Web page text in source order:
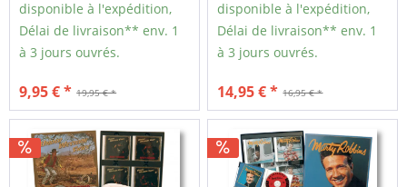
disponible à l'expédition,
Délai de livraison** env. 1
à 3 jours ouvrés.
19,95 € *
9,95 € *
disponible à l'expédition,
Délai de livraison** env. 1
à 3 jours ouvrés.
16,95 € *
14,95 € *